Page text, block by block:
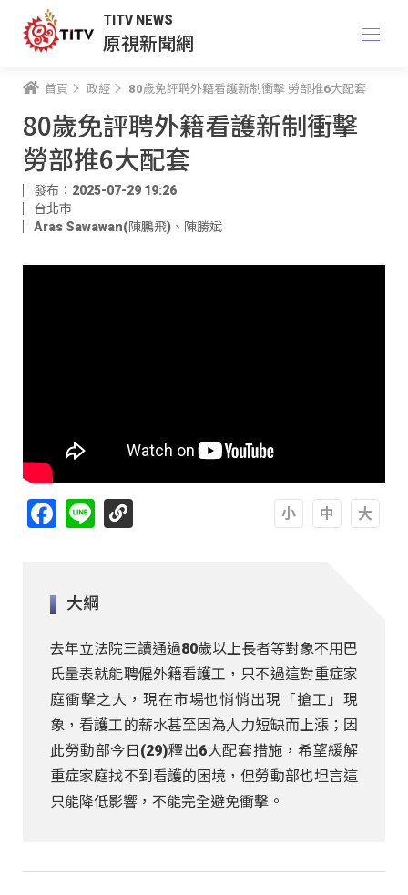
TITV NEWS
原視新聞網
首頁 政經 80歲免評聘外籍看護新制衝擊 勞部推6大配套
80歲免評聘外籍看護新制衝擊
勞部推6大配套
發布：2025-07-29 19:26
台北市
Aras Sawawan(陳鵬飛) 、 陳勝斌
Facebook
Line
大綱
去年立法院三讀通過80歲以上長者等對象不用巴
氏量表就能聘僱外籍看護工，只不過這對重症家
庭衝擊之大，現在市場也悄悄出現「搶工」現
象，看護工的薪水甚至因為人力短缺而上漲；因
此勞動部今日(29)釋出6大配套措施，希望緩解
重症家庭找不到看護的困境，但勞動部也坦言這
只能降低影響，不能完全避免衝擊。